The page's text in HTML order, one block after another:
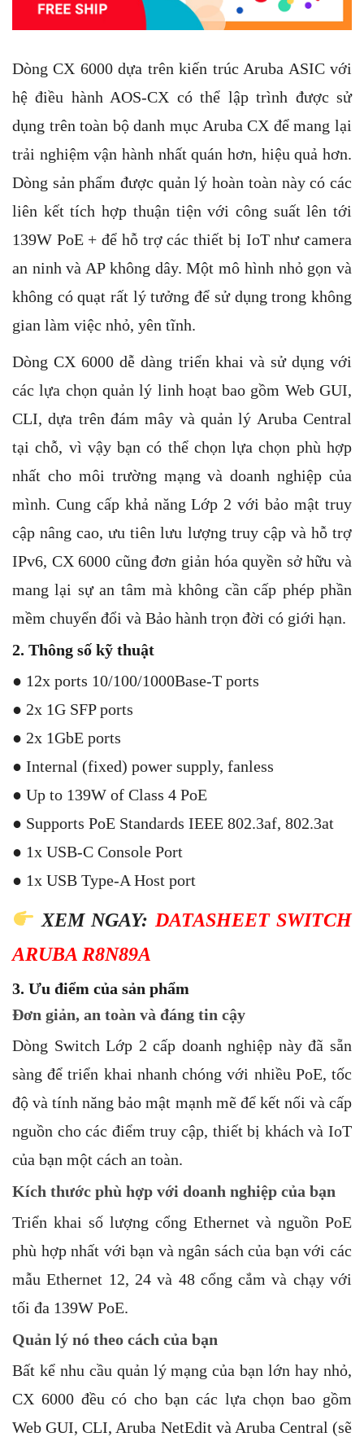
Dòng CX 6000 dựa trên kiến ​​trúc Aruba ASIC với
hệ điều hành AOS-CX có thể lập trình được sử
dụng trên toàn bộ danh mục Aruba CX để mang lại
trải nghiệm vận hành nhất quán hơn, hiệu quả hơn.
Dòng sản phẩm được quản lý hoàn toàn này có các
liên kết tích hợp thuận tiện với công suất lên tới
139W PoE + để hỗ trợ các thiết bị IoT như camera
an ninh và AP không dây. Một mô hình nhỏ gọn và
không có quạt rất lý tưởng để sử dụng trong không
gian làm việc nhỏ, yên tĩnh.
Dòng CX 6000 dễ dàng triển khai và sử dụng với
các lựa chọn quản lý linh hoạt bao gồm Web GUI,
CLI, dựa trên đám mây và quản lý Aruba Central
tại chỗ, vì vậy bạn có thể chọn lựa chọn phù hợp
nhất cho môi trường mạng và doanh nghiệp của
mình. Cung cấp khả năng Lớp 2 với bảo mật truy
cập nâng cao, ưu tiên lưu lượng truy cập và hỗ trợ
IPv6, CX 6000 cũng đơn giản hóa quyền sở hữu và
mang lại sự an tâm mà không cần cấp phép phần
mềm chuyển đổi và Bảo hành trọn đời có giới hạn.
2. Thông số kỹ thuật
● 12x ports 10/100/1000Base-T ports
● 2x 1G SFP ports
● 2x 1GbE ports
● Internal (fixed) power supply, fanless
● Up to 139W of Class 4 PoE
● Supports PoE Standards IEEE 802.3af, 802.3at
● 1x USB-C Console Port
● 1x USB Type-A Host port
XEM NGAY: DATASHEET SWITCH
ARUBA R8N89A
3. Ưu điểm của sản phẩm
Đơn giản, an toàn và đáng tin cậy
Dòng Switch Lớp 2 cấp doanh nghiệp này đã sẵn
sàng để triển khai nhanh chóng với nhiều PoE, tốc
độ và tính năng bảo mật mạnh mẽ để kết nối và cấp
nguồn cho các điểm truy cập, thiết bị khách và IoT
của bạn một cách an toàn.
Kích thước phù hợp với doanh nghiệp của bạn
Triển khai số lượng cổng Ethernet và nguồn PoE
phù hợp nhất với bạn và ngân sách của bạn với các
mẫu Ethernet 12, 24 và 48 cổng cắm và chạy với
tối đa 139W PoE.
Quản lý nó theo cách của bạn
Bất kể nhu cầu quản lý mạng của bạn lớn hay nhỏ,
CX 6000 đều có cho bạn các lựa chọn bao gồm
Web GUI, CLI, Aruba NetEdit và Aruba Central (sẽ